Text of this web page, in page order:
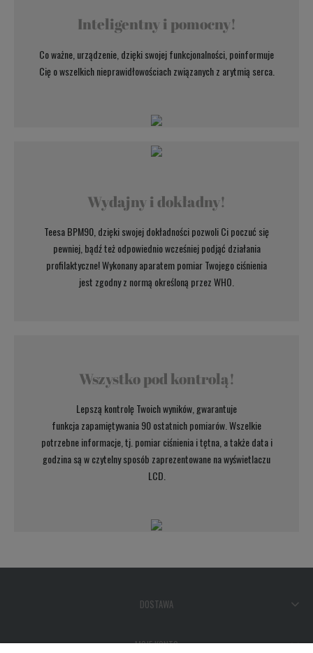
Inteligentny i pomocny!
Co ważne, urządzenie, dzięki swojej funkcjonalności, poinformuje
Cię o wszelkich nieprawidłowościach związanych z arytmią serca.
Wydajny i dokładny!
Teesa BPM90, dzięki swojej dokładności pozwoli Ci poczuć się
pewniej, bądź też odpowiednio wcześniej podjąć działania
profilaktyczne! Wykonany aparatem pomiar Twojego ciśnienia
jest zgodny z normą określoną przez WHO.
Wszystko pod kontrolą!
Lepszą kontrolę Twoich wyników, gwarantuje
funkcja zapamiętywania 90 ostatnich pomiarów. Wszelkie
potrzebne informacje, tj. pomiar ciśnienia i tętna, a także data i
godzina są w czytelny sposób zaprezentowane na wyświetlaczu
LCD.
DOSTAWA
MOJE KONTO